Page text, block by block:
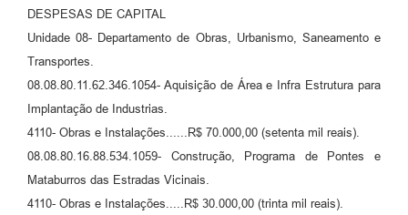
RELATÓRIO ESPORTE MUNICIPAL 2025
DESPESAS DE CAPITAL
Unidade 08- Departamento de Obras, Urbanismo, Saneamento e
Transportes.
08.08.80.11.62.346.1054- Aquisição de Área e Infra Estrutura para
Implantação de Industrias.
4110- Obras e Instalações......R$ 70.000,00 (setenta mil reais).
08.08.80.16.88.534.1059- Construção, Programa de Pontes e
Mataburros das Estradas Vicinais.
4110- Obras e Instalações.....R$ 30.000,00 (trinta mil reais).